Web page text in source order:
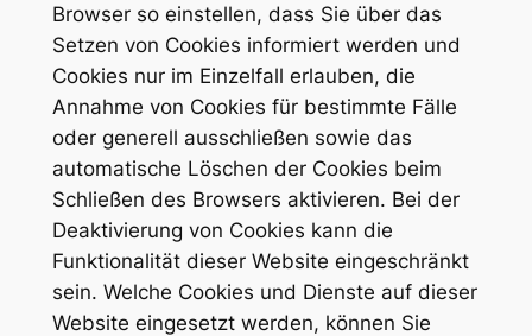
Browser so einstellen, dass Sie über das
Setzen von Cookies informiert werden und
Cookies nur im Einzelfall erlauben, die
Annahme von Cookies für bestimmte Fälle
oder generell ausschließen sowie das
automatische Löschen der Cookies beim
Schließen des Browsers aktivieren. Bei der
Deaktivierung von Cookies kann die
Funktionalität dieser Website eingeschränkt
sein. Welche Cookies und Dienste auf dieser
Website eingesetzt werden, können Sie